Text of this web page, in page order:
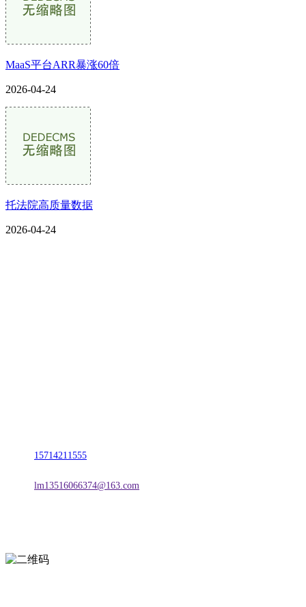
MaaS平台ARR暴涨60倍
2026-04-24
托法院高质量数据
2026-04-24
15714211555
lm13516066374@163.com